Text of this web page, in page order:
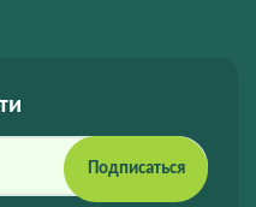
Подписаться